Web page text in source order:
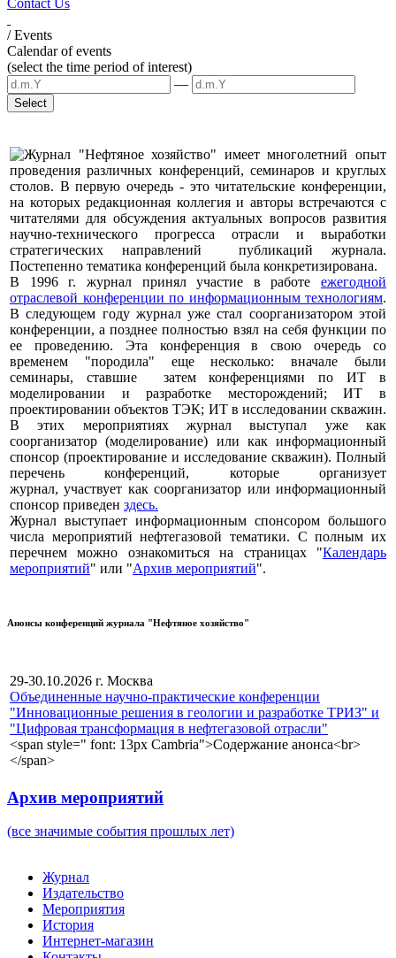
Contact Us
/Events
Calendar of events
(select the time period of interest)
—
Журнал "Нефтяное хозяйство" имеет многолетний опыт
проведения различных конференций, семинаров и круглых
столов. В первую очередь - это читательские конференции,
на которых редакционная коллегия и авторы встречаются с
читателями для обсуждения актуальных вопросов развития
научно-технического прогресса отрасли и выработки
стратегических направлений публикаций журнала.
Постепенно тематика конференций была конкретизирована.
В 1996 г. журнал принял участие в работе ежегодной
отраслевой конференции по информационным технологиям.
В следующем году журнал уже стал соорганизатором этой
конференции, а позднее полностью взял на себя функции по
ее проведению. Эта конференция в свою очередь со
временем "породила" еще несколько: вначале были
семинары, ставшие затем конференциями по ИТ в
моделировании и разработке месторождений; ИТ в
проектировании объектов ТЭК; ИТ в исследовании скважин.
В этих мероприятиях журнал выступал уже как
соорганизатор (моделирование) или как информационный
спонсор (проектирование и исследование скважин). Полный
перечень конференций, которые организует
журнал, участвует как соорганизатор или информационный
спонсор приведен здесь.
Журнал выступает информационным спонсором большого
числа мероприятий нефтегазовой тематики. С полным их
перечнем можно ознакомиться на страницах "Календарь
мероприятий" или "Архив мероприятий".
Анонсы конференций журнала "Нефтяное хозяйство"
29-30.10.2026 г. Москва
Объединенные научно-практические конференции
"Инновационные решения в геологии и разработке ТРИЗ" и
"Цифровая трансформация в нефтегазовой отрасли"
<span style=" font: 13px Cambria">Содержание анонса<br>
</span>
Архив мероприятий
(все значимые события прошлых лет)
Журнал
Издательство
Мероприятия
История
Интернет-магазин